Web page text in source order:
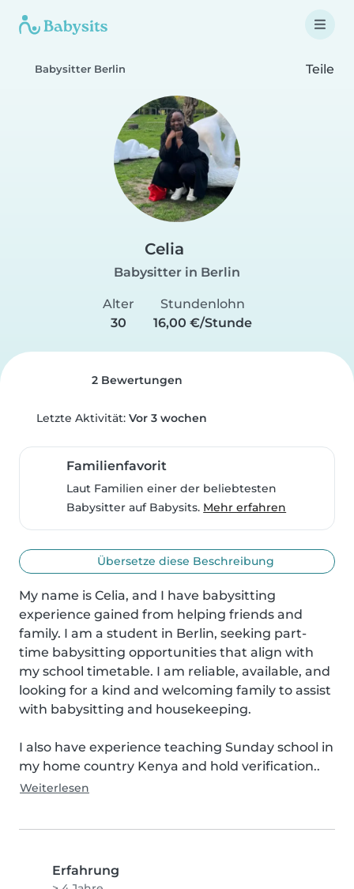
Babysitter Berlin Teile
Celia
Babysitter in Berlin
Alter
30
Stundenlohn
16,00 €/Stunde
2 Bewertungen
Letzte Aktivität: Vor 3 wochen
Familienfavorit
Laut Familien einer der beliebtesten
Babysitter auf Babysits. Mehr erfahren
Übersetze diese Beschreibung
My name is Celia, and I have babysitting
experience gained from helping friends and
family. I am a student in Berlin, seeking part-
time babysitting opportunities that align with
my school timetable. I am reliable, available, and
looking for a kind and welcoming family to assist
with babysitting and housekeeping.
I also have experience teaching Sunday school in
my home country Kenya and hold verification..
Weiterlesen
Erfahrung